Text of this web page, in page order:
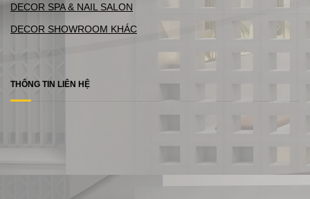
DECOR SPA & NAIL SALON
DECOR SHOWROOM KHÁC
THÔNG TIN LIÊN HỆ